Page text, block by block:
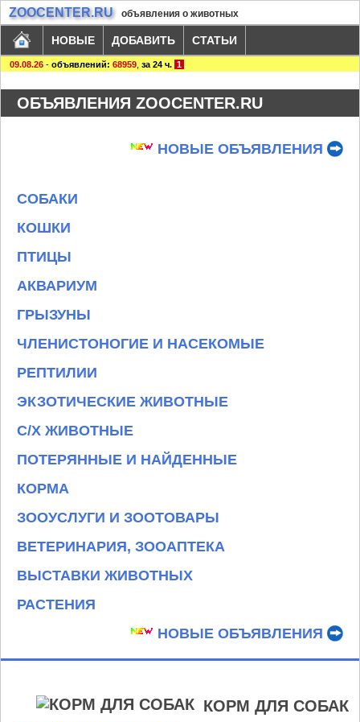
ZOOCENTER.RU объявления о животных
НОВЫЕ ДОБАВИТЬ СТАТЬИ
09.08.26 - объявлений: 68959 за 24 ч. 1
ОБЪЯВЛЕНИЯ ZOOCENTER.RU
НОВЫЕ ОБЪЯВЛЕНИЯ
СОБАКИ
КОШКИ
ПТИЦЫ
АКВАРИУМ
ГРЫЗУНЫ
ЧЛЕНИСТОНОГИЕ И НАСЕКОМЫЕ
РЕПТИЛИИ
ЭКЗОТИЧЕСКИЕ ЖИВОТНЫЕ
С/Х ЖИВОТНЫЕ
ПОТЕРЯННЫЕ И НАЙДЕННЫЕ
КОРМА
ЗООУСЛУГИ И ЗООТОВАРЫ
ВЕТЕРИНАРИЯ, ЗООАПТЕКА
ВЫСТАВКИ ЖИВОТНЫХ
РАСТЕНИЯ
НОВЫЕ ОБЪЯВЛЕНИЯ
КОРМ ДЛЯ СОБАК